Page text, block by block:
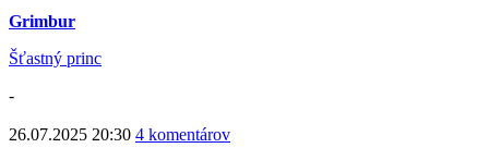
Grimbur
Šťastný princ
-
26.07.2025 20:30 4 komentárov